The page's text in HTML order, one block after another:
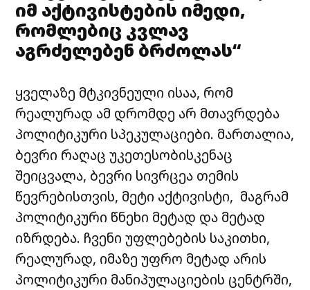
იმ აქტივისტების იმედი,
რომლებიც კვლავ
აგრძელებენ ბრძოლას“
ყველაზე მტკივნეული ისაა, რომ
რეალურად ამ დრომდე არ მთავრდება
პოლიტიკური სპეკულაციები. მართალია,
ბევრი რაღაც უკეთესობისკენაც
შეიცვალა, ბევრი სივრცეა თემის
წევრებისთვის, მეტი აქტივისტი, მაგრამ
პოლიტიკური წნეხი მეტად და მეტად
იზრდება. ჩვენი უფლებების საკითხი,
რეალურად, იმაზე უფრო მეტად არის
პოლიტიკური მანიპულაციების ცენტრში,